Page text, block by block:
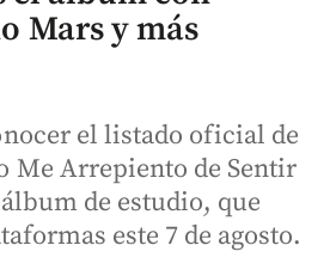
Mars y más
el listado oficial de
Me Arrepiento de Sentir
de estudio, que
este 7 de agosto.